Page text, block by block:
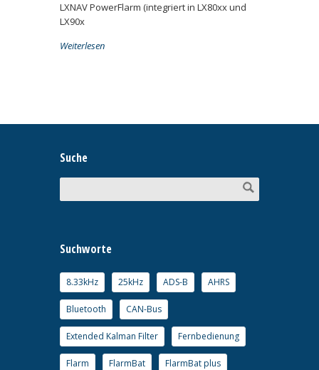
LXNAV PowerFlarm (integriert in LX80xx und
LX90x
Weiterlesen
Suche
Suchworte
8.33kHz 25kHz ADS-B AHRS
Bluetooth CAN-Bus
Extended Kalman Filter Fernbedienung
Flarm FlarmBat FlarmBat plus